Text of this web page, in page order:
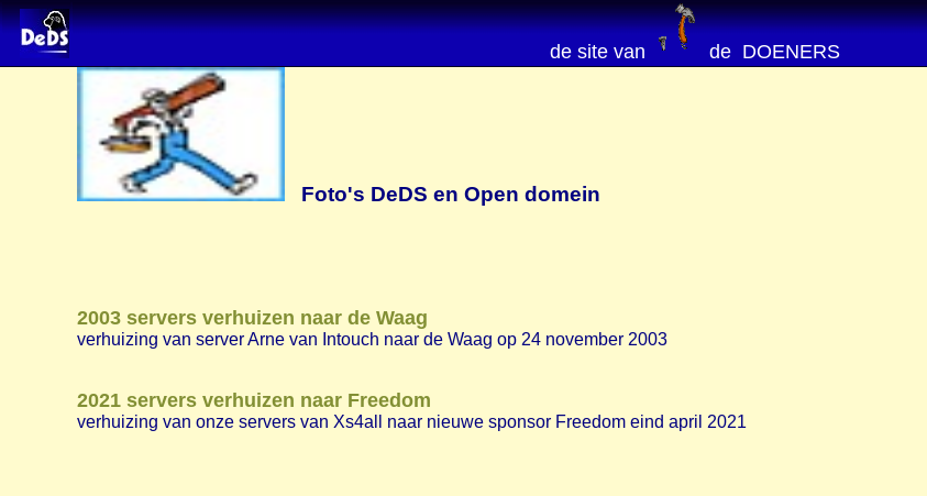
de site van de DOENERS
Foto's DeDS en Open domein
2003 servers verhuizen naar de Waag
verhuizing van server Arne van Intouch naar de Waag op 24 november 2003
2021 servers verhuizen naar Freedom
verhuizing van onze servers van Xs4all naar nieuwe sponsor Freedom eind april 2021